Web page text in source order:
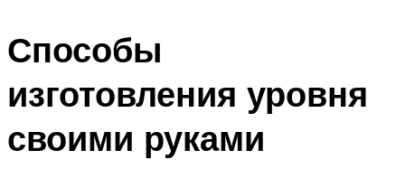
Способы
изготовления уровня
своими руками